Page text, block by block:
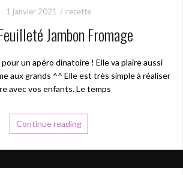
1 janvier 2021 recette
Jambon Fromage
un apéro dinatoire ! Elle va plaire aussi
aux grands ^^ Elle est très simple à réaliser
avec vos enfants. Le temps
Continue reading